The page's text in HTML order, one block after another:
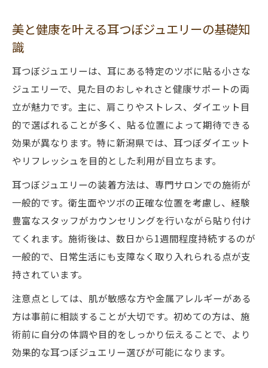
新潟で耳つぼジュエリーが選ばれる背景
耳つぼジュエリーで叶う新しいライフスタ
イル
日常に映える耳つぼジュエリーの魅力解説
耳つぼジュエリーが日常使いに人気の理由
日常を彩る耳つぼジュエリーデザイン特集
耳つぼジュエリーで毎日が楽しくなるコツ
耳つぼジュエリーの魅力と選び方のポイン
ト
普段使いに最適な耳つぼジュエリーの選び
方
耳つぼジュエリーを通じた新潟ならではの楽し
み
新潟で楽しむ耳つぼジュエリーワークショ
ップ
耳つぼジュエリー体験で広がる新潟の魅力
耳つぼジュエリーで交流が深まる楽しみ方
美と健康を叶える耳つぼジュエリーの基礎知
識
耳つぼジュエリーは、耳にある特定のツボに貼る小さな
ジュエリーで、見た目のおしゃれさと健康サポートの両
立が魅力です。主に、肩こりやストレス、ダイエット目
的で選ばれることが多く、貼る位置によって期待できる
効果が異なります。特に新潟県では、耳つぼダイエット
やリフレッシュを目的とした利用が目立ちます。
耳つぼジュエリーの装着方法は、専門サロンでの施術が
一般的です。衛生面やツボの正確な位置を考慮し、経験
豊富なスタッフがカウンセリングを行いながら貼り付け
てくれます。施術後は、数日から1週間程度持続するのが
一般的で、日常生活にも支障なく取り入れられる点が支
持されています。
注意点としては、肌が敏感な方や金属アレルギーがある
方は事前に相談することが大切です。初めての方は、施
術前に自分の体調や目的をしっかり伝えることで、より
効果的な耳つぼジュエリー選びが可能になります。